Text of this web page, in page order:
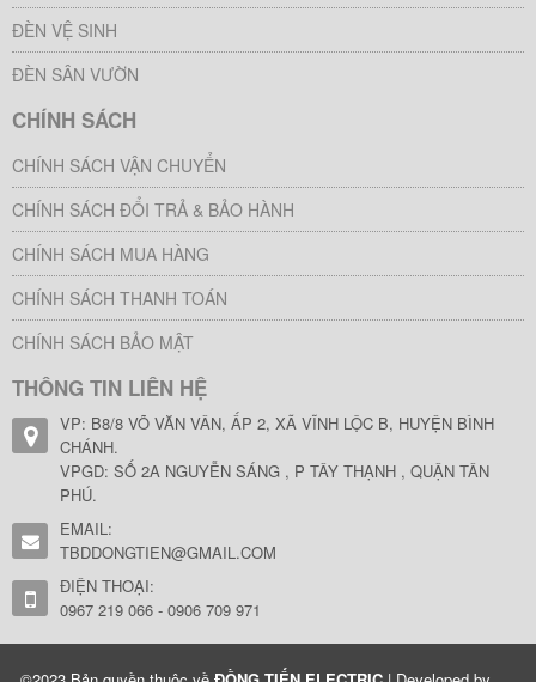
ĐÈN VỆ SINH
ĐÈN SÂN VƯỜN
CHÍNH SÁCH
CHÍNH SÁCH VẬN CHUYỂN
CHÍNH SÁCH ĐỔI TRẢ & BẢO HÀNH
CHÍNH SÁCH MUA HÀNG
CHÍNH SÁCH THANH TOÁN
CHÍNH SÁCH BẢO MẬT
THÔNG TIN LIÊN HỆ
VP: B8/8 VÕ VĂN VÂN, ẤP 2, XÃ VĨNH LỘC B, HUYỆN BÌNH
CHÁNH.
VPGD: SỐ 2A NGUYỄN SÁNG , P TÂY THẠNH , QUẬN TÂN
PHÚ.
EMAIL:
TBDDONGTIEN@GMAIL.COM
ĐIỆN THOẠI:
0967 219 066 - 0906 709 971